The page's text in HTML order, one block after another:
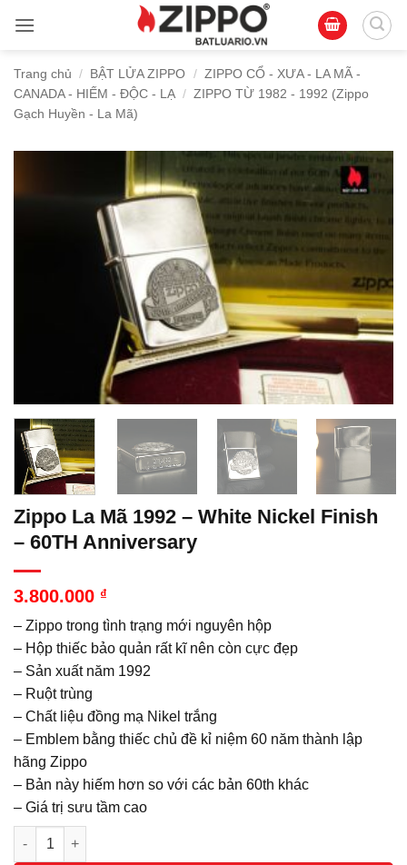
qua
dungTrang chủ / BẬT LỬA ZIPPO / ZIPPO CỔ - XƯA - LA MÃ -
CANADA - HIẾM - ĐỘC - LẠ / ZIPPO TỪ 1982 - 1992 (Zippo
Gạch Huyền - La Mã)
Zippo La Mã 1992 – White Nickel Finish
– 60TH Anniversary
3.800.000 ₫
– Zippo trong tình trạng mới nguyên hộp
– Hộp thiếc bảo quản rất kĩ nên còn cực đẹp
– Sản xuất năm 1992
– Ruột trùng
– Chất liệu đồng mạ Nikel trắng
– Emblem bằng thiếc chủ đề kỉ niệm 60 năm thành lập
hãng Zippo
– Bản này hiếm hơn so với các bản 60th khác
– Giá trị sưu tầm cao
Số lượng